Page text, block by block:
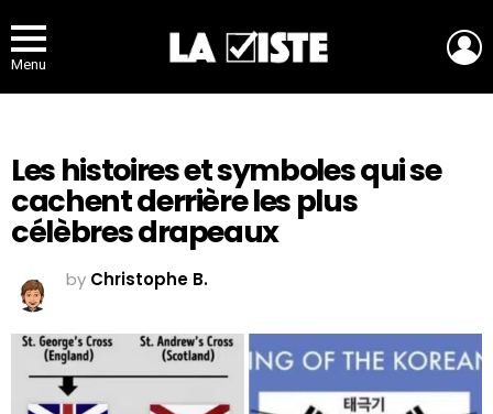
Menu
Les histoires et symboles qui se
cachent derrière les plus
célèbres drapeaux
by Christophe B.